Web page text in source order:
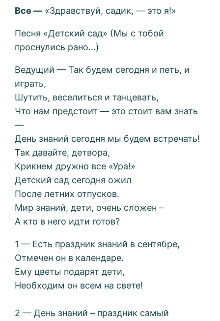
Все — «Здравствуй, садик, — это я!»
Песня «Детский сад» (Мы с тобой
проснулись рано…)
Ведущий — Так будем сегодня и петь, и
играть,
Шутить, веселиться и танцевать,
Что нам предстоит — это стоит вам знать
—
День знаний сегодня мы будем встречать!
Так давайте, детвора,
Крикнем дружно все «Ура!»
Детский сад сегодня ожил
После летних отпусков.
Мир знаний, дети, очень сложен –
А кто в него идти готов?
1 — Есть праздник знаний в сентябре,
Отмечен он в календаре.
Ему цветы подарят дети,
Необходим он всем на свете!
2 — День знаний – праздник самый